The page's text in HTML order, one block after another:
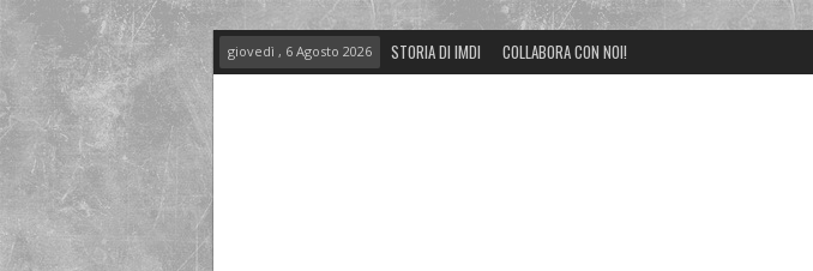
giovedì , 6 Agosto 2026 STORIA DI IMDI COLLABORA CON NOI!